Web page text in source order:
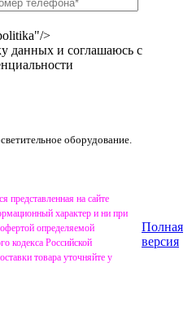
>
данных и соглашаюсь с
оборудование.
представленная на сайте
характер и ни при
определяемой
кодекса Российской
товара уточняйте у
Полная
версия